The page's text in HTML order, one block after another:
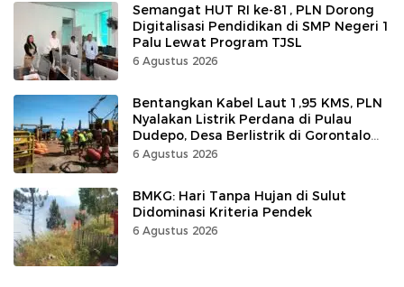
Semangat HUT RI ke-81, PLN Dorong
Digitalisasi Pendidikan di SMP Negeri 1
Palu Lewat Program TJSL
6 Agustus 2026
Bentangkan Kabel Laut 1,95 KMS, PLN
Nyalakan Listrik Perdana di Pulau
Dudepo, Desa Berlistrik di Gorontalo
100 Persen
6 Agustus 2026
BMKG: Hari Tanpa Hujan di Sulut
Didominasi Kriteria Pendek
6 Agustus 2026